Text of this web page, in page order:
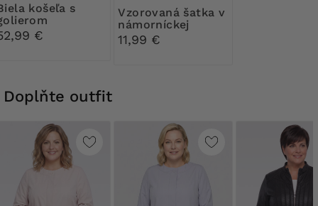
s
€
Vzorovaná šatka v
námorníckej
modrej a ružovej
farbe
11,99 €
Doplňte outfit